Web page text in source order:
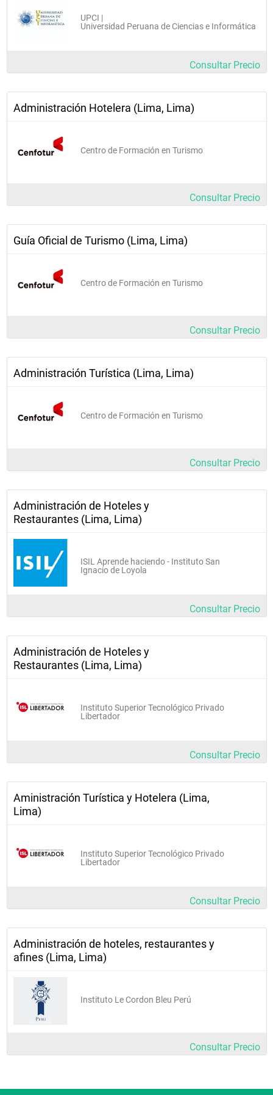
UPCI |
Universidad Peruana de Ciencias e Informática
Consultar Precio
Administración Hotelera (Lima, Lima)
Centro de Formación en Turismo
Consultar Precio
Guía Oficial de Turismo (Lima, Lima)
Centro de Formación en Turismo
Consultar Precio
Administración Turística (Lima, Lima)
Centro de Formación en Turismo
Consultar Precio
Administración de Hoteles y
Restaurantes (Lima, Lima)
ISIL Aprende haciendo - Instituto San
Ignacio de Loyola
Consultar Precio
Administración de Hoteles y
Restaurantes (Lima, Lima)
Instituto Superior Tecnológico Privado
Libertador
Consultar Precio
Aministración Turística y Hotelera (Lima,
Lima)
Instituto Superior Tecnológico Privado
Libertador
Consultar Precio
Administración de hoteles, restaurantes y
afines (Lima, Lima)
Instituto Le Cordon Bleu Perú
Consultar Precio